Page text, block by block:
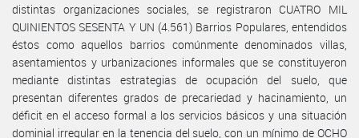
distintas organizaciones sociales, se registraron CUATRO MIL
QUINIENTOS SESENTA Y UN (4.561) Barrios Populares, entendidos
éstos como aquellos barrios comúnmente denominados villas,
asentamientos y urbanizaciones informales que se constituyeron
mediante distintas estrategias de ocupación del suelo, que
presentan diferentes grados de precariedad y hacinamiento, un
déficit en el acceso formal a los servicios básicos y una situación
dominial irregular en la tenencia del suelo, con un mínimo de OCHO